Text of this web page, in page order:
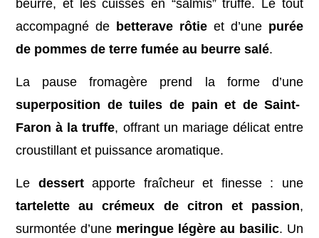
beurre, et les cuisses en “salmis” truffé. Le tout
accompagné de betterave rôtie et d’une purée
de pommes de terre fumée au beurre salé.
La pause fromagère prend la forme d’une
superposition de tuiles de pain et de Saint-
Faron à la truffe, offrant un mariage délicat entre
croustillant et puissance aromatique.
Le dessertapporte fraîcheur et finesse : une
tartelette au crémeux de citron et passion,
surmontée d’une meringue légère au basilic. Un